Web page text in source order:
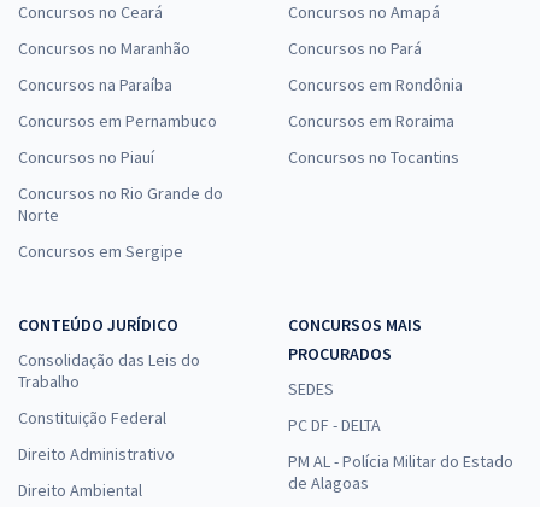
Concursos no Ceará
Concursos no Maranhão
Concursos na Paraíba
Concursos em Pernambuco
Concursos no Piauí
Concursos no Rio Grande do
Norte
Concursos em Sergipe
Concursos no Amapá
Concursos no Pará
Concursos em Rondônia
Concursos em Roraima
Concursos no Tocantins
CONTEÚDO JURÍDICO
Consolidação das Leis do
Trabalho
Constituição Federal
Direito Administrativo
Direito Ambiental
CONCURSOS MAIS
PROCURADOS
SEDES
PC DF - DELTA
PM AL - Polícia Militar do Estado
de Alagoas